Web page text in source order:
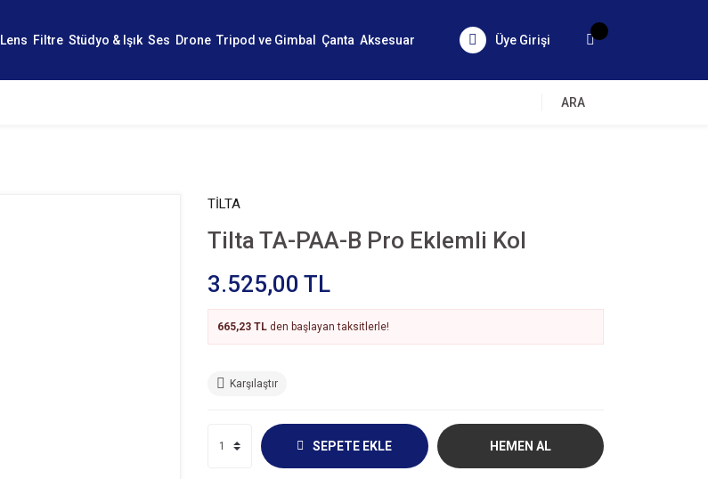
Lens Filtre Stüdyo & Işık Ses Drone Tripod ve Gimbal Çanta Aksesuar Üye Girişi
ARA
TİLTA
Tilta TA-PAA-B Pro Eklemli Kol
3.525,00 TL
665,23 TL den başlayan taksitlerle!
Karşılaştır
SEPETE EKLE HEMEN AL